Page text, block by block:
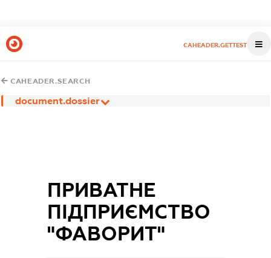
CAHEADER.GETTEST
CAHEADER.SEARCH
document.dossier
ПРИВАТНЕ
ПІДПРИЄМСТВО
"ФАВОРИТ"